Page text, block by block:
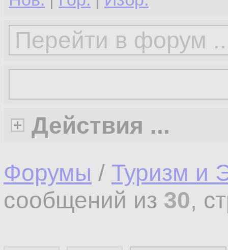
Действия ...
Форумы / Туризм и
сообщений из 30,